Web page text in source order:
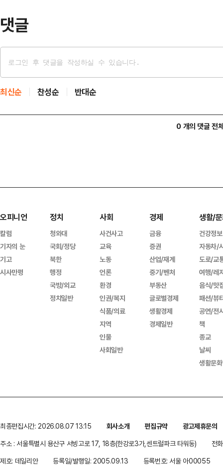
댓글
최신순 찬성순 반대순
0 개의 댓글 전
오피니언
칼럼
기자의 눈
기고
시사만평
정치
청와대
국회/정당
북한
행정
국방/외교
정치일반
사회
사건사고
교육
노동
언론
환경
인권/복지
식품/의료
지역
인물
사회일반
경제
금융
증권
산업/재계
중기/벤처
부동산
글로벌경제
생활경제
경제일반
생활/
건강정보
자동차/
도로/교
여행/레
음식/맛
패션/뷰
공연/전
책
종교
날씨
생활문
최종편집시간: 2026.08.07 13:15 회사소개 편집규약
광고제휴문의
주소 : 서울특별시 용산구 서빙고로 17, 18층(한강로3가,센트럴파크 타워동)
전
제호: 데일리안
등록일/발행일: 2005.09.13 등록번호: 서울 아00055